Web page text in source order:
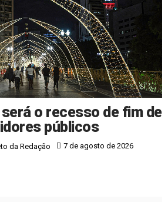
o recesso de fim de
públicos
da Redação 7 de agosto de 2026